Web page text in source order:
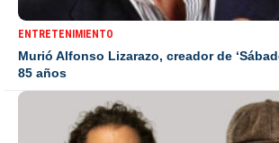
ENTRETENIMIENTO
Murió Alfonso Lizarazo, creador de
85 años